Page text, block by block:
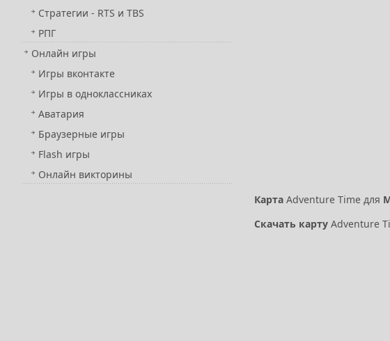
Карта Adventure Time для
Скачать карту Adventure
Стратегии - RTS и TBS
РПГ
Онлайн игры
Игры вконтакте
Игры в одноклассниках
Аватария
Браузерные игры
Flash игры
Онлайн викторины